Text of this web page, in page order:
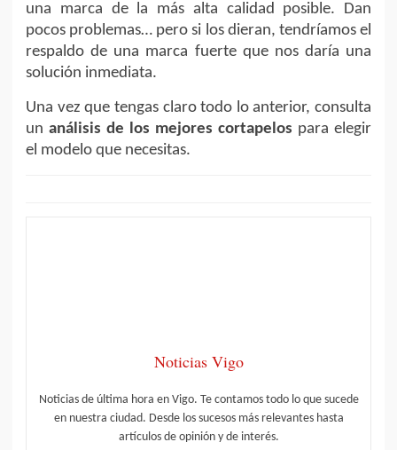
una marca de la más alta calidad posible. Dan
pocos problemas… pero si los dieran, tendríamos el
respaldo de una marca fuerte que nos daría una
solución inmediata.
Una vez que tengas claro todo lo anterior, consulta
un análisis de los mejores cortapelos para elegir
el modelo que necesitas.
Noticias Vigo
Noticias de última hora en Vigo. Te contamos todo lo que sucede
en nuestra ciudad. Desde los sucesos más relevantes hasta
artículos de opinión y de interés.